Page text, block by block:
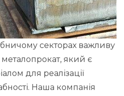
секторах важливу
металопрокат, який є
для реалізації
Наша компанія